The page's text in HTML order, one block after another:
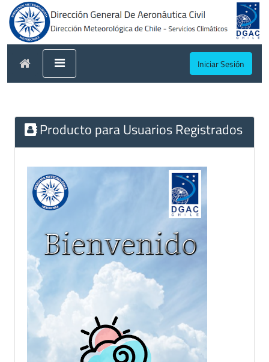
Iniciar Sesión
Producto para Usuarios Registrados